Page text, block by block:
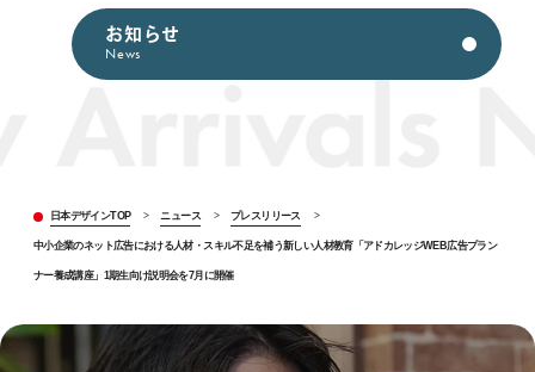
お知らせ
News
日本デザインTOP>ニュース>プレスリリース >
中小企業のネット広告における人材・スキル不足を補う新しい人材教育「アドカレッジWEB広告プラン
ナー養成講座」1期生向け説明会を7月に開催